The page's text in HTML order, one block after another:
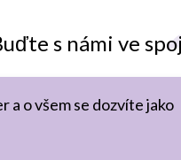
s námi ve
o všem se dozvíte jako